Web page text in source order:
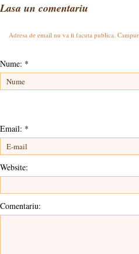
Lasa un comentariu
Adresa de email nu va fi facuta publica.
Nume: *
Email: *
Website:
Comentariu: